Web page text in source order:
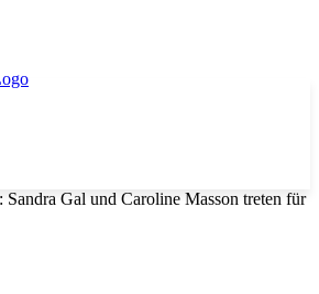
Sandra Gal und Caroline Masson treten für